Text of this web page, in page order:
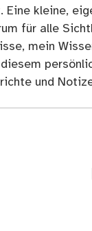
Eine kleine,
für alle
mein
und